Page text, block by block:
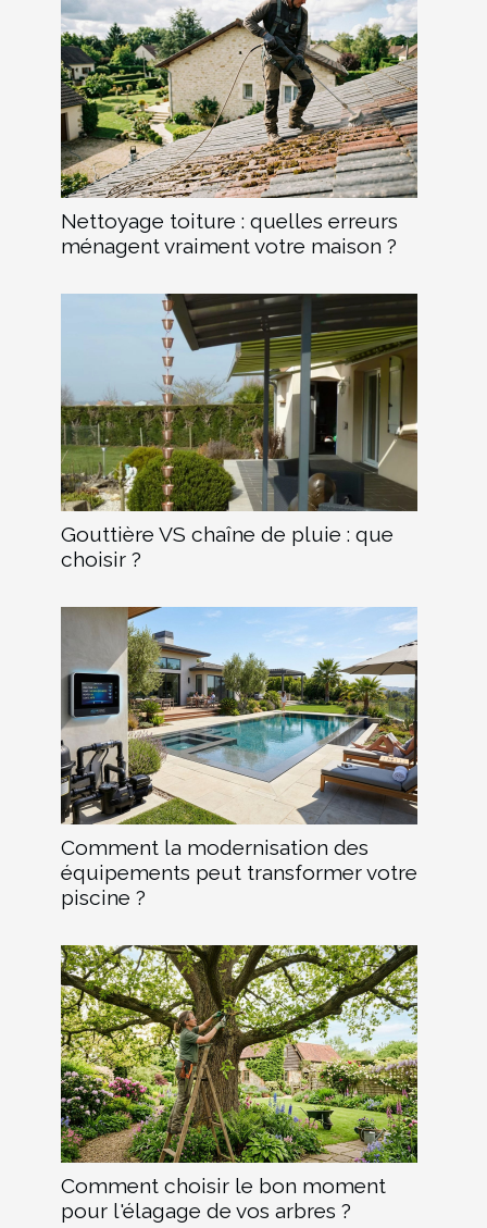
Nettoyage toiture : quelles erreurs
ménagent vraiment votre maison ?
Gouttière VS chaîne de pluie : que
choisir ?
Comment la modernisation des
équipements peut transformer votre
piscine ?
Comment choisir le bon moment
pour l'élagage de vos arbres ?